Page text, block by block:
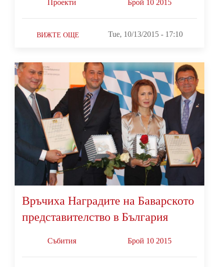
Проекти Брой 10 2015
ВИЖТЕ ОЩЕ Tue, 10/13/2015 - 17:10
Връчиха Наградите на Баварското
представителство в България
Събития Брой 10 2015